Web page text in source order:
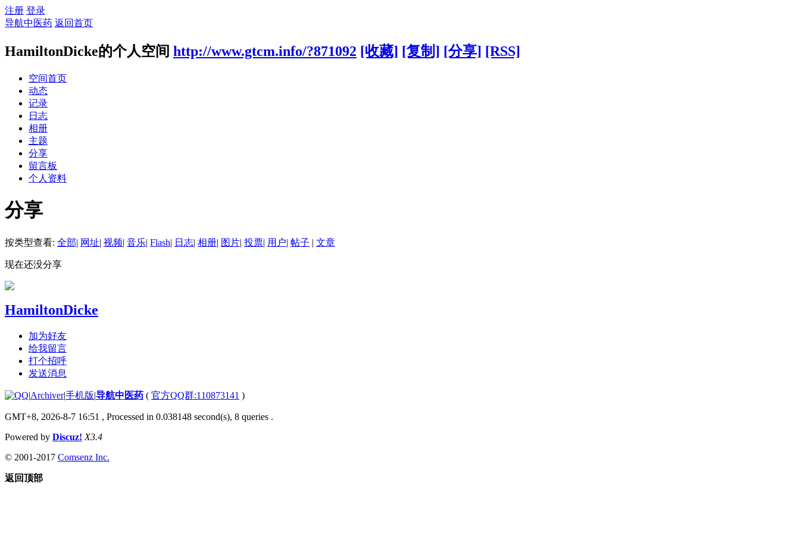
注册 登录
导航中医药 返回首页
HamiltonDicke的个人空间 http://www.gtcm.info/?871092 [收藏] [复制] [分享] [RSS]
空间首页
动态
记录
日志
相册
主题
分享
留言板
个人资料
分享
按类型查看: 全部| 网址| 视频| 音乐| Flash| 日志| 相册| 图片| 投票| 用户| 帖子 | 文章
现在还没分享
HamiltonDicke
加为好友
给我留言
打个招呼
发送消息
|Archiver|手机版|导航中医药 ( 官方QQ群:110873141 )
GMT+8, 2026-8-7 16:51 , Processed in 0.038148 second(s), 8 queries .
Powered by Discuz! X3.4
© 2001-2017 Comsenz Inc.
返回顶部